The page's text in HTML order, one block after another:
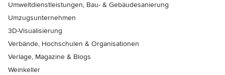
Umweltdienstleistungen, Bau- & Gebäudesanierung
Umzugsunternehmen
3D-Visualisierung
Verbände, Hochschulen & Organisationen
Verlage, Magazine & Blogs
Weinkeller